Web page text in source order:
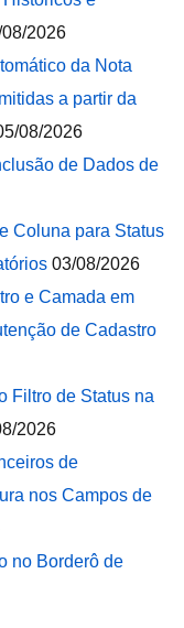
2026
da Nota
a partir da
08/2026
de Dados de
Coluna para Status
03/08/2026
e Camada em
de Cadastro
Filtro de Status na
2026
de
nos Campos de
no Borderô de